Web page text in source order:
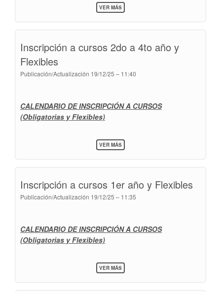
VER MÁSSOBRE
CONSULTORIO
ESTADÍSTICAS
Inscripción a cursos 2do a 4to año y
Flexibles
Publicación/Actualización 19/12/25 – 11:40
CALENDARIO DE INSCRIPCIÓN A CURSOS
(Obligatorias y Flexibles)
VER MÁSSOBRE
INSCRIPCIÓN
4TO
AÑO
Inscripción a cursos 1er año y Flexibles
Publicación/Actualización 19/12/25 – 11:35
CALENDARIO DE INSCRIPCIÓN A CURSOS
(Obligatorias y Flexibles)
VER MÁSSOBRE
INSCRIPCIÓN